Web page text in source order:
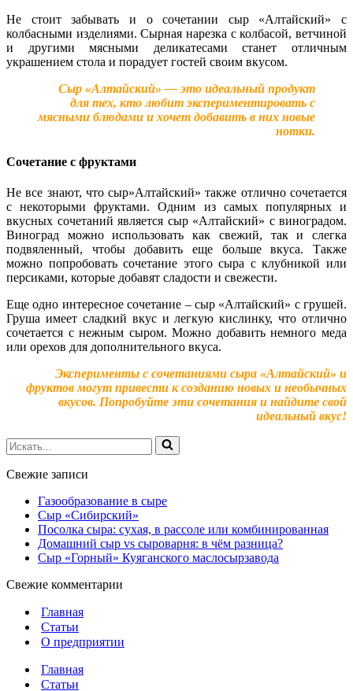
Не стоит забывать и о сочетании сыр «Алтайский» с
колбасными изделиями. Сырная нарезка с колбасой, ветчиной
и другими мясными деликатесами станет отличным
украшением стола и порадует гостей своим вкусом.
Сыр «Алтайский» — это идеальный продукт
для тех, кто любит экспериментировать с
мясными блюдами и хочет добавить в них новые
нотки.
Сочетание с фруктами
Не все знают, что сыр»Алтайский» также отлично сочетается
с некоторыми фруктами. Одним из самых популярных и
вкусных сочетаний является сыр «Алтайский» с виноградом.
Виноград можно использовать как свежий, так и слегка
подвяленный, чтобы добавить еще больше вкуса. Также
можно попробовать сочетание этого сыра с клубникой или
персиками, которые добавят сладости и свежести.
Еще одно интересное сочетание – сыр «Алтайский» с грушей.
Груша имеет сладкий вкус и легкую кислинку, что отлично
сочетается с нежным сыром. Можно добавить немного меда
или орехов для дополнительного вкуса.
Эксперименты с сочетаниями сыра «Алтайский» и
фруктов могут привести к созданию новых и необычных
вкусов. Попробуйте эти сочетания и найдите свой
идеальный вкус!
Искать...
Свежие записи
Газообразование в сыре
Сыр «Сибирский»
Посолка сыра: сухая, в рассоле или комбинированная
Домашний сыр vs сыроварня: в чём разница?
Сыр «Горный» Куяганского маслосырзавода
Свежие комментарии
Главная
Статьи
О предприятии
Главная
Статьи